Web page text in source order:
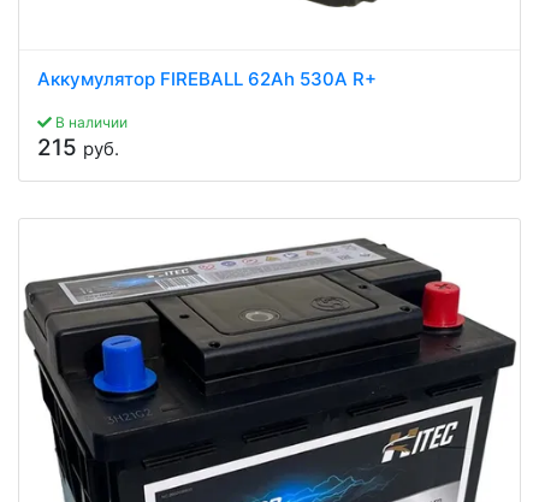
Аккумулятор FIREBALL 62Ah 530A R+
В наличии
215 руб.